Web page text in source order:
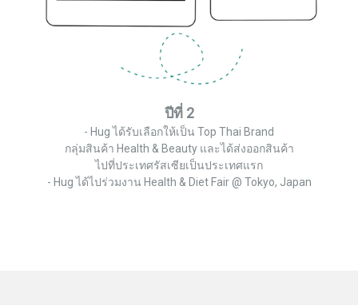
ปีที่ 2
- Hug ได้รับเลือกให้เป็น Top Thai Brand
กลุ่มสินค้า Health & Beauty และได้ส่งออกสินค้า
ไปที่ประเทศรัสเซียเป็นประเทศแรก
- Hug ได้ไปร่วมงาน Health & Diet Fair @ Tokyo, Japan